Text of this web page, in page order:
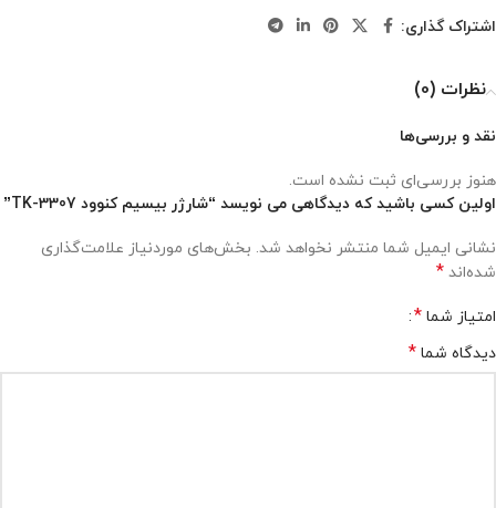
اشتراک گذاری:
نظرات (0)
نقد و بررسی‌ها
هنوز بررسی‌ای ثبت نشده است.
اولین کسی باشید که دیدگاهی می نویسد “شارژر بیسیم کنوود TK-3307”
نشانی ایمیل شما منتشر نخواهد شد. بخش‌های موردنیاز علامت‌گذاری
شده‌اند *
امتیاز شما *
دیدگاه شما *